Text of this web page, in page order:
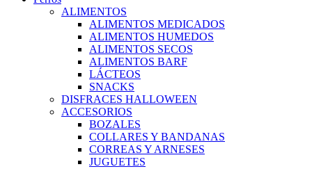
ALIMENTOS
ALIMENTOS MEDICADOS
ALIMENTOS HUMEDOS
ALIMENTOS SECOS
ALIMENTOS BARF
LÁCTEOS
SNACKS
DISFRACES HALLOWEEN
ACCESORIOS
BOZALES
COLLARES Y BANDANAS
CORREAS Y ARNESES
JUGUETES